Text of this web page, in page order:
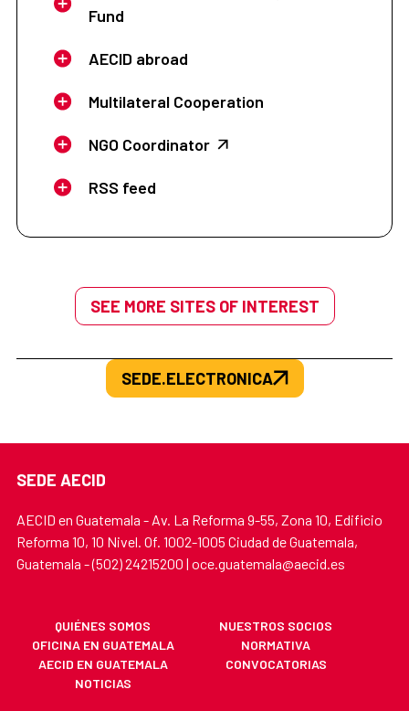
Fund
AECID abroad
Multilateral Cooperation
NGO Coordinator
RSS feed
SEE MORE SITES OF INTEREST
SEDE.ELECTRONICA
SEDE AECID
AECID en Guatemala - Av. La Reforma 9-55, Zona 10, Edificio
Reforma 10, 10 Nivel. Of. 1002-1005 Ciudad de Guatemala,
Guatemala - (502) 24215200 | oce.guatemala@aecid.es
QUIÉNES SOMOS
NUESTROS SOCIOS
OFICINA EN GUATEMALA
NORMATIVA
AECID EN GUATEMALA
CONVOCATORIAS
NOTICIAS